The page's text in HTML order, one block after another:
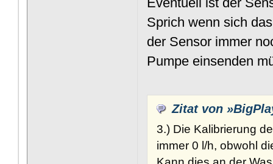
Sprich wenn sich
der Sensor immer
Pumpe einsenden
Zitat von
3.) Die Kalibrierung
immer 0 l/h, obwohl